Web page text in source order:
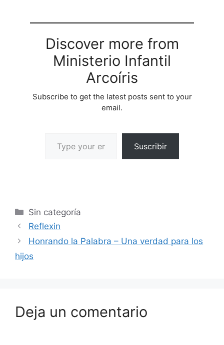
Discover more from
Ministerio Infantil
Arcoíris
Subscribe to get the latest posts sent to your
email.
Suscribir
Sin categoría
Reflexin
Honrando la Palabra – Una verdad para los
hijos
Deja un comentario